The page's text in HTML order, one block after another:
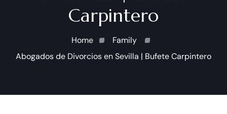
Carpintero
Home
Family
Abogados de Divorcios en Sevilla | Bufete Carpintero